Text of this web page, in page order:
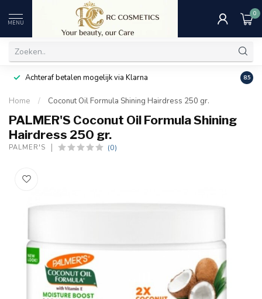
MENU
0
Achteraf betalen mogelijk via Klarna 8.5
Home / Coconut Oil Formula Shining Hairdress 250 gr.
PALMER'S Coconut Oil Formula Shining
Hairdress 250 gr.
PALMER'S (0)